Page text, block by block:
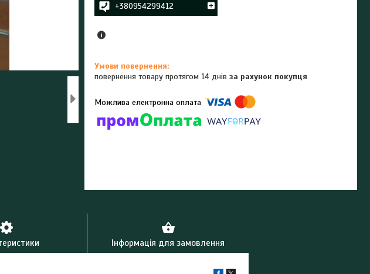
+380954299412
повернення товару протягом 14 днівза рахунок покупця
Інформація для замовлення